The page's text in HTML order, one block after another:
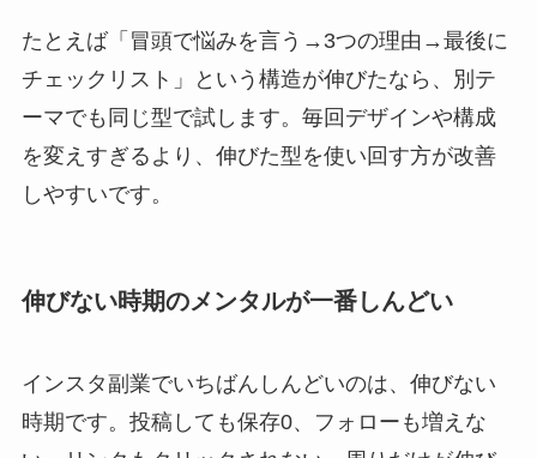
たとえば「冒頭で悩みを言う→3つの理由→最後に
チェックリスト」という構造が伸びたなら、別テ
ーマでも同じ型で試します。毎回デザインや構成
を変えすぎるより、伸びた型を使い回す方が改善
しやすいです。
伸びない時期のメンタルが一番しんどい
インスタ副業でいちばんしんどいのは、伸びない
時期です。投稿しても保存0、フォローも増えな